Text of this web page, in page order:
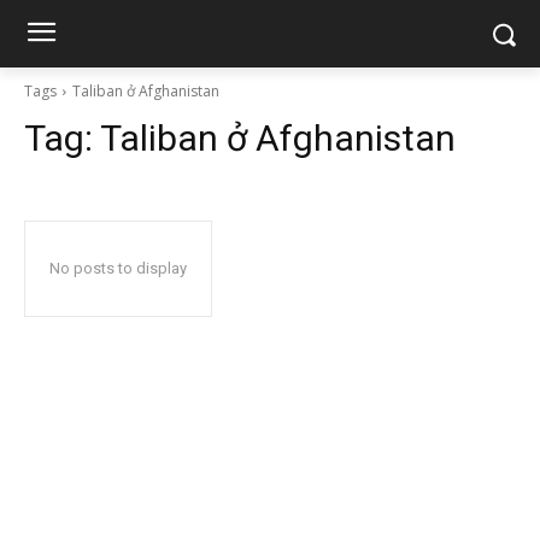
Tags Taliban ở Afghanistan
Tag: Taliban ở Afghanistan
No posts to display